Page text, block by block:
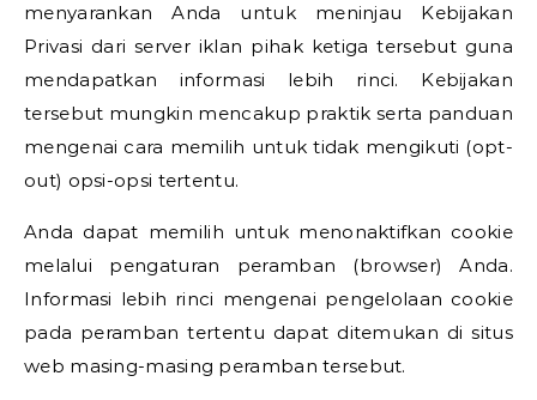
menyarankan Anda untuk meninjau Kebijakan
Privasi dari server iklan pihak ketiga tersebut guna
mendapatkan informasi lebih rinci. Kebijakan
tersebut mungkin mencakup praktik serta panduan
mengenai cara memilih untuk tidak mengikuti (opt-
out) opsi-opsi tertentu.
Anda dapat memilih untuk menonaktifkan cookie
melalui pengaturan peramban (browser) Anda.
Informasi lebih rinci mengenai pengelolaan cookie
pada peramban tertentu dapat ditemukan di situs
web masing-masing peramban tersebut.